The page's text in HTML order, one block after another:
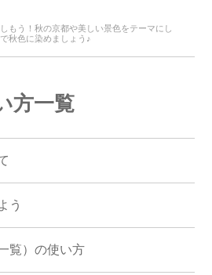
もう！秋の京都や美しい景色をテーマにし
秋色に染めましょう♪
方一覧
う
覧）の使い方